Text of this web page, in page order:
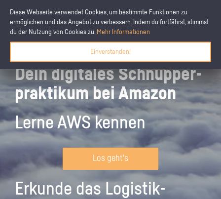
Diese Webseite verwendet Cookies, um bestimmte Funktionen zu
ermöglichen und das Angebot zu verbessern. Indem du fortfährst, stimmst
du der Nutzung von Cookies zu. Mehr Informationen
Einverstanden!
Dein digitales Schnupper­
praktikum bei Amazon
Lerne AWS kennen
Los geht's
Erkunde das Logistik­